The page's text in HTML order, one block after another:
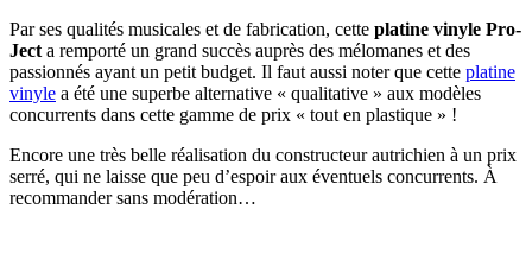
Par ses qualités musicales et de fabrication, cette platine vinyle Pro-
Ject a remporté un grand succès auprès des mélomanes et des
passionnés ayant un petit budget. Il faut aussi noter que cette platine
vinyle a été une superbe alternative « qualitative » aux modèles
concurrents dans cette gamme de prix « tout en plastique » !
Encore une très belle réalisation du constructeur autrichien à un prix
serré, qui ne laisse que peu d’espoir aux éventuels concurrents. À
recommander sans modération…